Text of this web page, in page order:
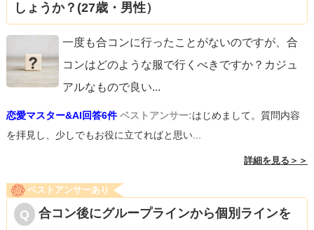
しょうか？(27歳・男性）
一度も合コンに行ったことがないのですが、合
コンはどのような服で行くべきですか？カジュ
アルなもので良い...
恋愛マスター&AI回答6件 ベストアンサー:はじめまして。質問内容
を拝見し、少しでもお役に立てればと思い...
詳細を見る＞＞
ベストアンサーあり
合コン後にグループラインから個別ラインを